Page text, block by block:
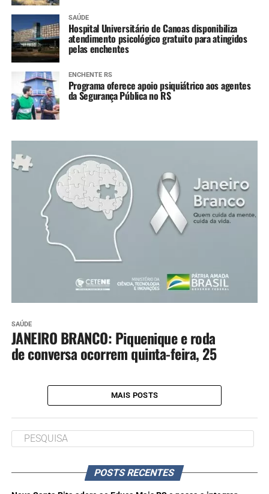
SAÚDE
Hospital Universitário de Canoas disponibiliza
atendimento psicológico gratuito para atingidos
pelas enchentes
ENCHENTE RS
Programa oferece apoio psiquiátrico aos agentes
da Segurança Pública no RS
SAÚDE
JANEIRO BRANCO: Piquenique e roda
de conversa ocorrem quinta-feira, 25
MAIS POSTS
POSTS RECENTES